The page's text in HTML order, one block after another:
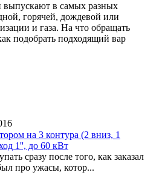
выпускают в самых разных
горячей, дождевой или
и газа. На что обращать
подобрать подходящий вар
на 3 контура (2 вниз, 1
1'', до 60 кВт
сразу после того, как заказал
про ужасы, котор...